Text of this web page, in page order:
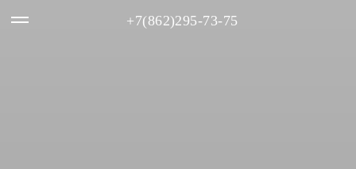
+7(862)295-73-75